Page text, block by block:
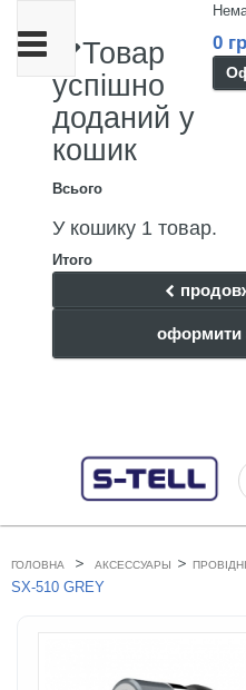
0
Товар
успішно
доданий у
кошик
Всього
У кошику 1 товар.
Итого
оформити
Toggle
navigation
ГОЛОВНА > АКСЕССУАРЫ >
SX-510 GREY